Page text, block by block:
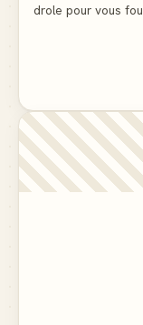
drole pour vous